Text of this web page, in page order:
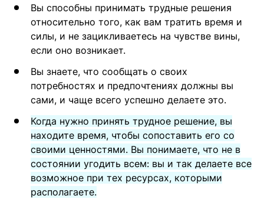
Вы способны принимать трудные решения
относительно того, как вам тратить время и
силы, и не зацикливаетесь на чувстве вины,
если оно возникает.
Вы знаете, что сообщать о своих
потребностях и предпочтениях должны вы
сами, и чаще всего успешно делаете это.
Когда нужно принять трудное решение, вы
находите время, чтобы сопоставить его со
своими ценностями. Вы понимаете, что не в
состоянии угодить всем: вы и так делаете все
возможное при тех ресурсах, которыми
располагаете.